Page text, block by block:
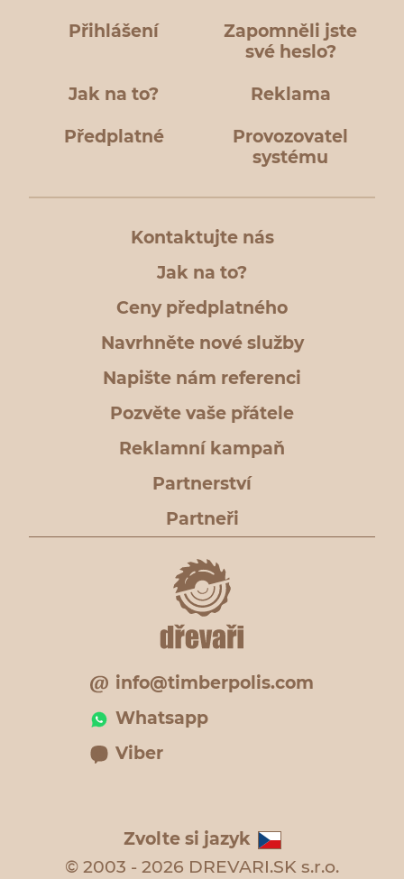
Přihlášení
Zapomněli jste
své heslo?
Jak na to? Reklama
Předplatné
Provozovatel
systému
Kontaktujte nás
Jak na to?
Ceny předplatného
Navrhněte nové služby
Napište nám referenci
Pozvěte vaše přátele
Reklamní kampaň
Partnerství
Partneři
info@timberpolis.com
Whatsapp
Viber
Zvolte si jazyk
© 2003 - 2026 DREVARI.SK s.r.o.